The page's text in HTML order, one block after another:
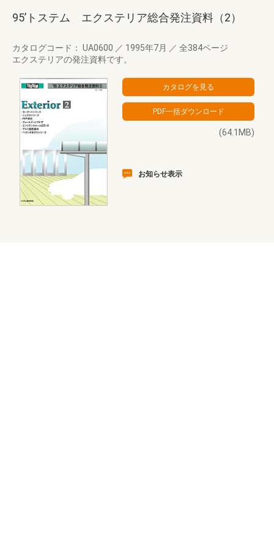
95’トステム エクステリア総合発注資料（2）
カタログコード： UA0600 ／ 1995年7月 ／ 全384ページ
エクステリアの発注資料です。
(64.1MB)
お知らせ表示